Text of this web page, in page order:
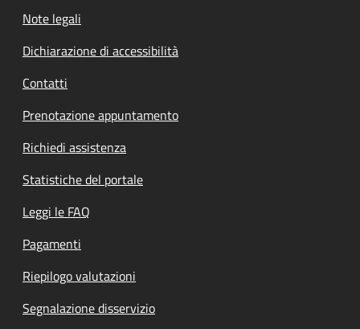
Note legali
Dichiarazione di accessibilità
Contatti
Prenotazione appuntamento
Richiedi assistenza
Statistiche del portale
Leggi le FAQ
Pagamenti
Riepilogo valutazioni
Segnalazione disservizio